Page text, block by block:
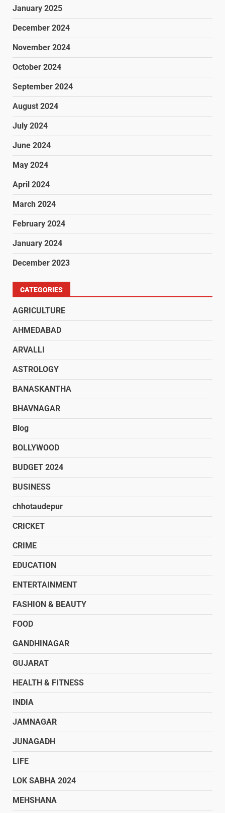
January 2025
December 2024
November 2024
October 2024
September 2024
August 2024
July 2024
June 2024
May 2024
April 2024
March 2024
February 2024
January 2024
December 2023
CATEGORIES
AGRICULTURE
AHMEDABAD
ARVALLI
ASTROLOGY
BANASKANTHA
BHAVNAGAR
Blog
BOLLYWOOD
BUDGET 2024
BUSINESS
chhotaudepur
CRICKET
CRIME
EDUCATION
ENTERTAINMENT
FASHION & BEAUTY
FOOD
GANDHINAGAR
GUJARAT
HEALTH & FITNESS
INDIA
JAMNAGAR
JUNAGADH
LIFE
LOK SABHA 2024
MEHSHANA